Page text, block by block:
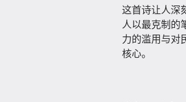
这首诗让人深
人以最克制的
力的滥用与对
核心。